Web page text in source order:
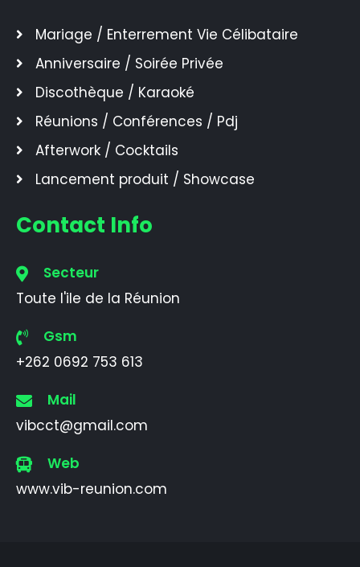
Mariage / Enterrement Vie Célibataire
Anniversaire / Soirée Privée
Discothèque / Karaoké
Réunions / Conférences / Pdj
Afterwork / Cocktails
Lancement produit / Showcase
Contact Info
Secteur
Toute l'ile de la Réunion
Gsm
+262 0692 753 613
Mail
vibcct@gmail.com
Web
www.vib-reunion.com